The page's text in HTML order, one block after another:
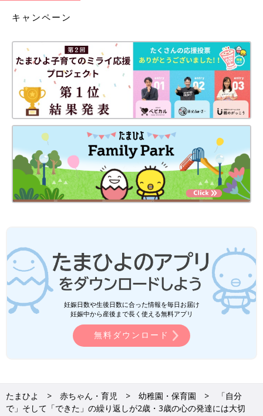
キャンペーン
妊娠日数や生後日数に合った情報を毎日お届け
妊娠中から産後まで長く使える無料アプリ
無料ダウンロード
たまひよ 赤ちゃん・育児 幼稚園・保育園
「自分
で」そして「できた」の繰り返しが2歳・3歳の心の発達には大切